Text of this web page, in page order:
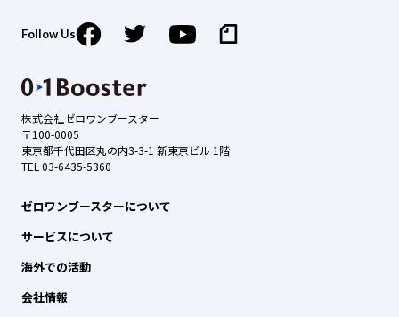
株式会社ゼロワンブースター
〒100-0005
東京都千代田区丸の内3-3-1 新東京ビル 1階
TEL 03-6435-5360
ゼロワンブースターについて
サービスについて
海外での活動
会社情報
Follow Us